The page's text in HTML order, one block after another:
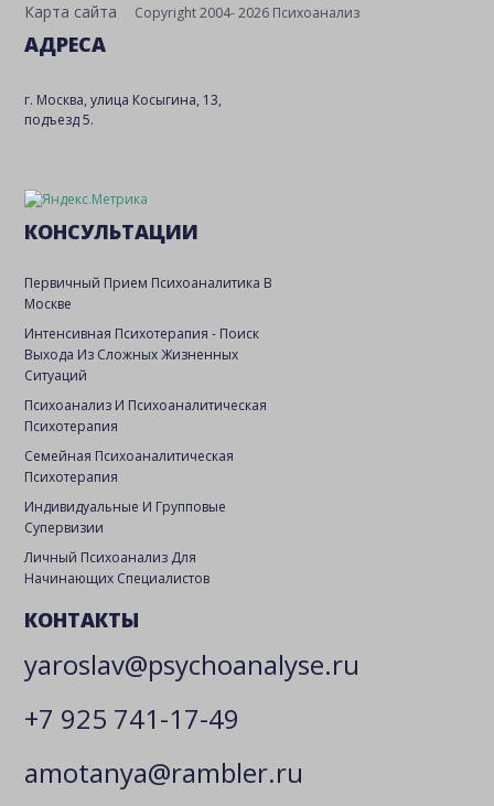
Карта сайта Copyright 2004- 2026 Психоанализ
АДРЕСА
г. Москва, улица Косыгина, 13,
подъезд 5.
КОНСУЛЬТАЦИИ
Первичный Прием Психоаналитика В
Москве
Интенсивная Психотерапия - Поиск
Выхода Из Сложных Жизненных
Ситуаций
Психоанализ И Психоаналитическая
Психотерапия
Семейная Психоаналитическая
Психотерапия
Индивидуальные И Групповые
Супервизии
Личный Психоанализ Для
Начинающих Специалистов
КОНТАКТЫ
yaroslav@psychoanalyse.ru
+7 925 741-17-49
amotanya@rambler.ru